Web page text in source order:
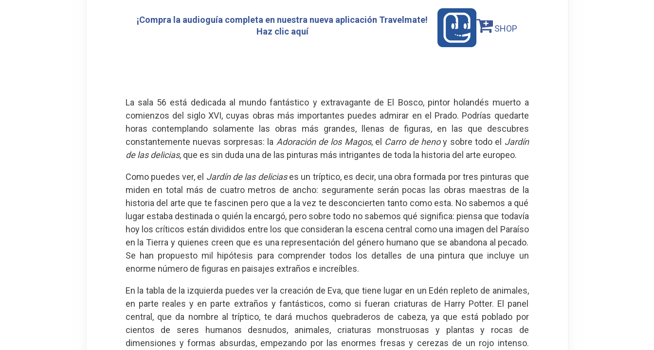
¡Compra la audioguía completa en nuestra nueva aplicación Travelmate!
Haz clic aquí
SHOP
La sala 56 está dedicada al mundo fantástico y extravagante de El Bosco, pintor holandés muerto a
comienzos del siglo XVI, cuyas obras más importantes puedes admirar en el Prado. Podrías quedarte
horas contemplando solamente las obras más grandes, llenas de figuras, en las que descubres
constantemente nuevas sorpresas: la Adoración de los Magos, el Carro de henoy sobre todo el Jardín
de las delicias, que es sin duda una de las pinturas más intrigantes de toda la historia del arte europeo.
Como puedes ver, el Jardín de las deliciases un tríptico, es decir, una obra formada por tres pinturas que
miden en total más de cuatro metros de ancho: seguramente serán pocas las obras maestras de la
historia del arte que te fascinen pero que a la vez te desconcierten tanto como esta. No sabemos a qué
lugar estaba destinada o quién la encargó, pero sobre todo no sabemos qué significa: piensa que todavía
hoy los críticos están divididos entre los que consideran la escena central como una imagen del Paraíso
en la Tierra y quienes creen que es una representación del género humano que se abandona al pecado.
Se han propuesto mil hipótesis para comprender todos los detalles de una pintura que incluye un
enorme número de figuras en paisajes extraños e increíbles.
En la tabla de la izquierda puedes ver la creación de Eva, que tiene lugar en un Edén repleto de animales,
en parte reales y en parte extraños y fantásticos, como si fueran criaturas de Harry Potter. El panel
central, que da nombre al tríptico, te dará muchos quebraderos de cabeza, ya que está poblado por
cientos de seres humanos desnudos, animales, criaturas monstruosas y plantas y rocas de
dimensiones y formas absurdas, empezando por las enormes fresas y cerezas de un rojo intenso.